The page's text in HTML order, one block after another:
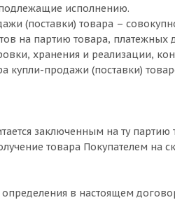
исполнению.
(поставки) товара –
на партию товара,
хранения и реализации,
купли-продажи (поставки)
заключенным на ту партию
товара Покупателем на
в настоящем